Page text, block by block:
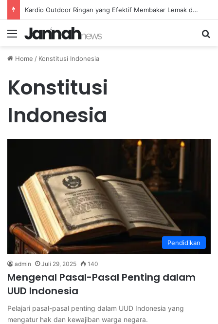
Kardio Outdoor Ringan yang Efektif Membakar Lemak dan Menyegarkan Tubuh Anda
Menu
Home / Konstitusi Indonesia
Konstitusi
Indonesia
Pendidikan
admin Juli 29, 2025 140
Mengenal Pasal-Pasal Penting dalam
UUD Indonesia
Pelajari pasal-pasal penting dalam UUD Indonesia yang
mengatur hak dan kewajiban warga negara.